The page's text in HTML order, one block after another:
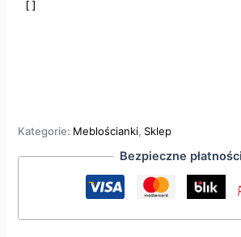
Kategorie: Meblościanki, Sklep
Bezpieczne płatności